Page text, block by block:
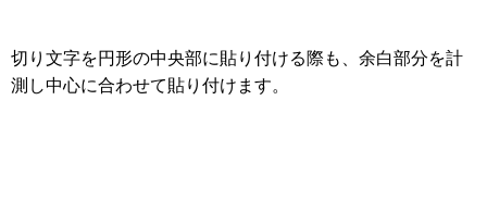
切り文字を円形の中央部に貼り付ける際も、余白部分を計
測し中心に合わせて貼り付けます。